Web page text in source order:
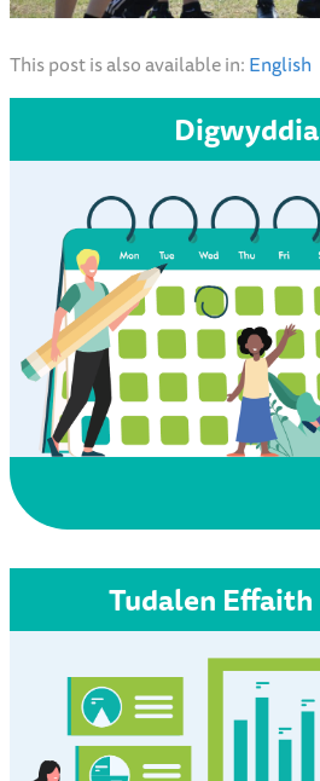
This post is also available in:English
Tudalen